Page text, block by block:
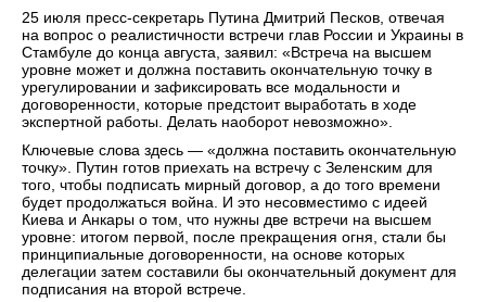
25 июля пресс-секретарь Путина Дмитрий Песков, отвечая
на вопрос о реалистичности встречи глав России и Украины в
Стамбуле до конца августа, заявил: «Встреча на высшем
уровне может и должна поставить окончательную точку в
урегулировании и зафиксировать все модальности и
договоренности, которые предстоит выработать в ходе
экспертной работы. Делать наоборот невозможно».
Ключевые слова здесь — «должна поставить окончательную
точку». Путин готов приехать на встречу с Зеленским для
того, чтобы подписать мирный договор, а до того времени
будет продолжаться война. И это несовместимо с идеей
Киева и Анкары о том, что нужны две встречи на высшем
уровне: итогом первой, после прекращения огня, стали бы
принципиальные договоренности, на основе которых
делегации затем составили бы окончательный документ для
подписания на второй встрече.